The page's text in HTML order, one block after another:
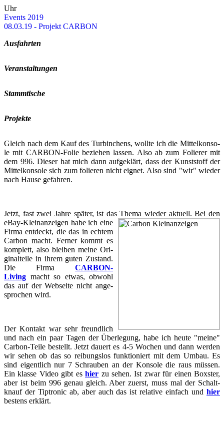
Uhr
Events 2019
08.03.19 - Pro­jekt CAR­BON
Aus­fahr­ten
Ver­an­stal­tun­gen
Stamm­ti­sche
Pro­jek­te
Gleich nach dem Kauf des Tur­bin­chens, woll­te ich die Mit­tel­kon­so­
le mit CARBON-​​​Folie be­zie­hen las­sen. Also ab zum Fo­lie­rer mit
dem 996. Die­ser hat mich dann auf­ge­klärt, dass der Kunst­stoff der
Mit­tel­kon­so­le sich zum fo­lie­ren nicht eig­net. Also sind "wir" wie­der
nach Hause ge­fah­ren.
Jetzt, fast zwei Jahre spä­ter, ist das Thema wie­der ak­tu­ell. Bei den
eBay-​​​Kleinanzeigen habe ich eine
Firma ent­deckt, die das in ech­tem
Car­bon macht. Fer­ner kommt es
kom­plett, also blei­ben meine Ori­
gi­nal­tei­le in ihrem guten Zu­stand.
Die Firma CARBON-​​​
Living macht so etwas, ob­wohl
das auf der Web­sei­te nicht an­ge­
spro­chen wird.
Der Kon­takt war sehr freund­lich
und nach ein paar Tagen der Über­le­gung, habe ich heute "meine"
Carbon-​​​Teile be­stellt. Jetzt dau­ert es 4-5 Wo­chen und dann wer­den
wir sehen ob das so rei­bungs­los funk­tio­niert mit dem Umbau. Es
sind ei­gent­lich nur 7 Schrau­ben an der Kon­so­le die raus müs­sen.
Ein klas­se Video gibt eshier zu sehen. Ist zwar für einen Boxster,
aber ist beim 996 genau gleich. Aber zu­erst, muss mal der Schalt­
knauf der Tip­tro­nic ab, aber auch das ist re­la­ti­ve ein­fach und hier
bes­tens er­klärt.